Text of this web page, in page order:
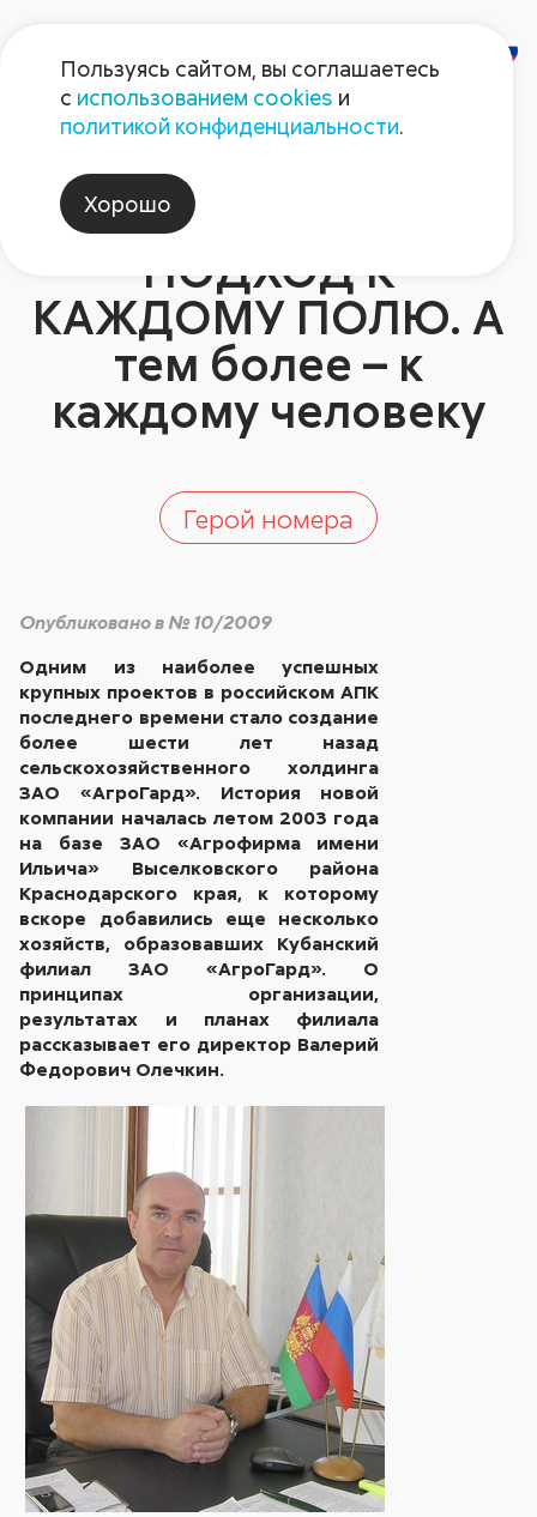
Валерий Олечкин: У
ПЕРСОНАЛЬНЫЙ
ПОДХОД К
КАЖДОМУ ПОЛЮ. А
тем более – к
каждому человеку
Герой номера
Опубликовано в № 10/2009
Одним из наиболее успешных
крупных проектов в российском АПК
последнего времени стало создание
более шести лет назад
сельскохозяйственного холдинга
ЗАО «АгроГард». История новой
компании началась летом 2003 года
на базе ЗАО «Агрофирма имени
Ильича» Выселковского района
Краснодарского края, к которому
вскоре добавились еще несколько
хозяйств, образовавших Кубанский
филиал ЗАО «АгроГард». О
принципах организации,
результатах и планах филиала
рассказывает его директор Валерий
Федорович Олечкин.
Пользуясь сайтом, вы соглашаетесь
с использованием cookies и
политикой конфиденциальности.
Хорошо